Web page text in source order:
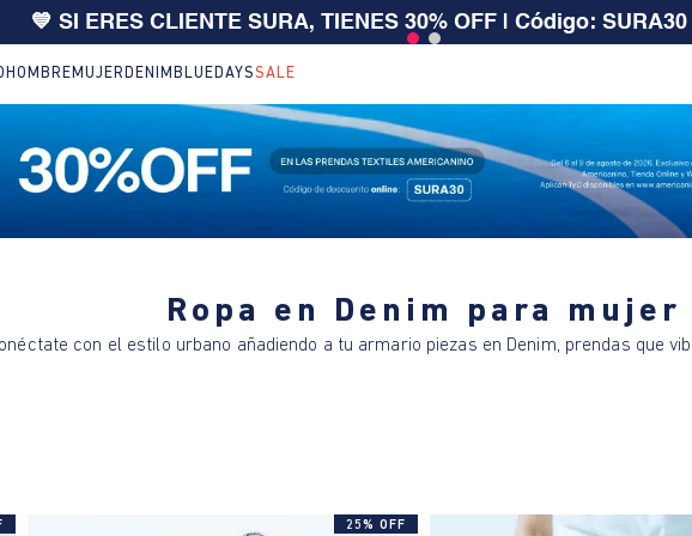
💙 SI ERES CLIENTE SURA, TIENES 30% OFF | Código: SURA30
HOMBRE MUJER DENIM BLUEDAYSSALE
Ropa en Denim para mujer
con el estilo urbano añadiendo a tu armario piezas en Denim, prendas que
25% OFF